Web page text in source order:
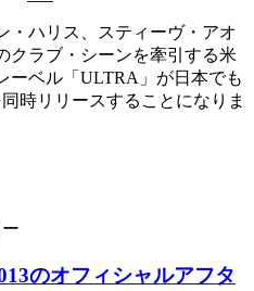
・ハリス、スティーヴ・アオ
クラブ・シーンを牽引する米
ーベル「ULTRA」が日本でも
時リリースすることになりま
のオフィシャルアフタ